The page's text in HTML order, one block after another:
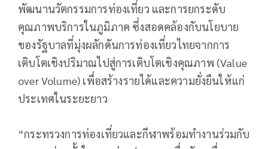
พัฒนานวัตกรรมการท่องเที่ยว และการยกระดับ
คุณภาพบริการในภูมิภาค ซึ่งสอดคล้องกับนโยบาย
ของรัฐบาลที่มุ่งผลักดันการท่องเที่ยวไทยจากการ
เติบโตเชิงปริมาณไปสู่การเติบโตเชิงคุณภาพ (Value
over Volume) เพื่อสร้างรายได้และความยั่งยืนให้แก่
ประเทศในระยะยาว
“กระทรวงการท่องเที่ยวและกีฬาพร้อมทำงานร่วมกับ